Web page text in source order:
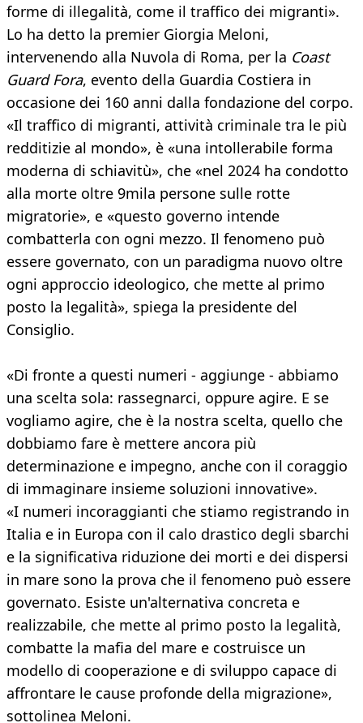
forme di illegalità, come il traffico dei migranti».
Lo ha detto la premier Giorgia Meloni,
intervenendo alla Nuvola di Roma, per la Coast
Guard Fora, evento della Guardia Costiera in
occasione dei 160 anni dalla fondazione del corpo.
«Il traffico di migranti, attività criminale tra le più
redditizie al mondo», è «una intollerabile forma
moderna di schiavitù», che «nel 2024 ha condotto
alla morte oltre 9mila persone sulle rotte
migratorie», e «questo governo intende
combatterla con ogni mezzo. Il fenomeno può
essere governato, con un paradigma nuovo oltre
ogni approccio ideologico, che mette al primo
posto la legalità», spiega la presidente del
Consiglio.
«Di fronte a questi numeri - aggiunge - abbiamo
una scelta sola: rassegnarci, oppure agire. E se
vogliamo agire, che è la nostra scelta, quello che
dobbiamo fare è mettere ancora più
determinazione e impegno, anche con il coraggio
di immaginare insieme soluzioni innovative».
«I numeri incoraggianti che stiamo registrando in
Italia e in Europa con il calo drastico degli sbarchi
e la significativa riduzione dei morti e dei dispersi
in mare sono la prova che il fenomeno può essere
governato. Esiste un'alternativa concreta e
realizzabile, che mette al primo posto la legalità,
combatte la mafia del mare e costruisce un
modello di cooperazione e di sviluppo capace di
affrontare le cause profonde della migrazione»,
sottolinea Meloni.